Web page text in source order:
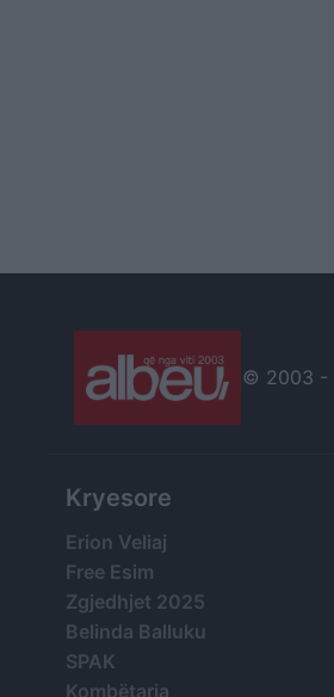
© 2003 -
Kryesore
Erion Veliaj
Free Esim
Zgjedhjet 2025
Belinda Balluku
SPAK
Kombëtarja